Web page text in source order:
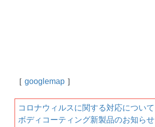
［googlemap ］
コロナウィルスに関する対応について
ボディコーティング新製品のお知らせ